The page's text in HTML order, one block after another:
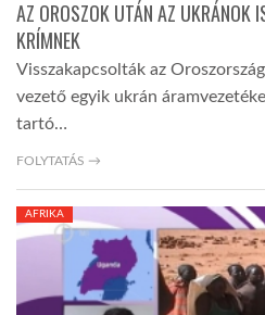
AZ OROSZOK UTÁN AZ UKRÁNOK
KRÍMNEK
Visszakapcsolták az
vezető egyik ukrán
tartó…
FOLYTATÁS →
AFRIKA